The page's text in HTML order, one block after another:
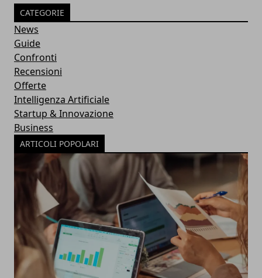
CATEGORIE
News
Guide
Confronti
Recensioni
Offerte
Intelligenza Artificiale
Startup & Innovazione
Business
ARTICOLI POPOLARI